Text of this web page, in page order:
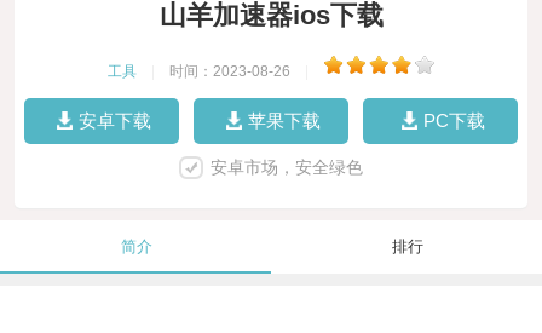
山羊加速器ios下载
工具 时间：2023-08-26
安卓下载 苹果下载 PC下载
安卓市场，安全绿色
简介 排行